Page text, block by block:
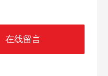
在线留言